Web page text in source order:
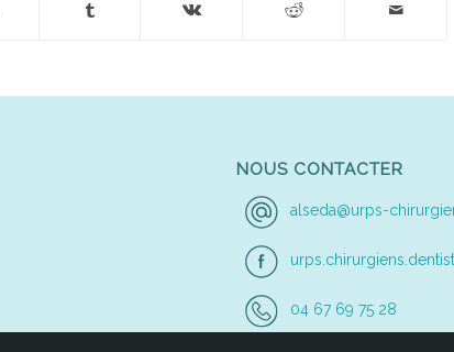
NOUS CONTACTER
alseda@urps-
04 67 69 75 28